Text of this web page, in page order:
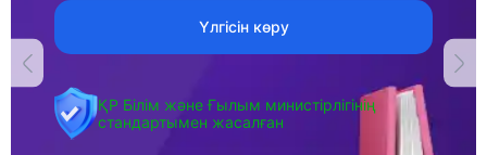
Үлгісін көру
ҚР Білім және Ғылым министірлігінің
стандартымен жасалған